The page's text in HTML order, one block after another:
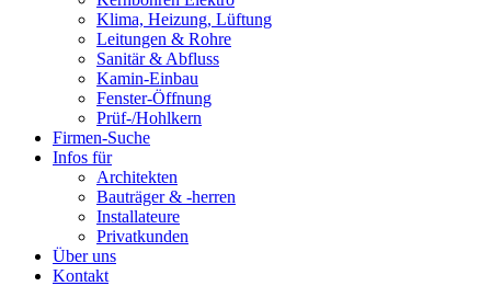
Klima, Heizung, Lüftung
Leitungen & Rohre
Sanitär & Abfluss
Kamin-Einbau
Fenster-Öffnung
Prüf-/Hohlkern
Firmen-Suche
Infos für
Architekten
Bauträger & -herren
Installateure
Privatkunden
Über uns
Kontakt